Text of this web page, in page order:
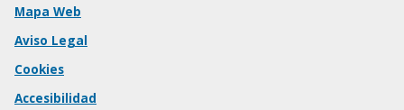
Mapa Web
Aviso Legal
Cookies
Accesibilidad